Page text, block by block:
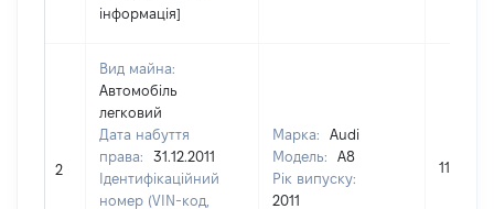
інформація]
2
Вид майна:
Автомобіль
легковий
Дата набуття
права:
31.12.2011
Ідентифікаційний
номер (VIN-код,
Марка:
Audi
Модель:
A8
Рік випуску:
2011
1100000